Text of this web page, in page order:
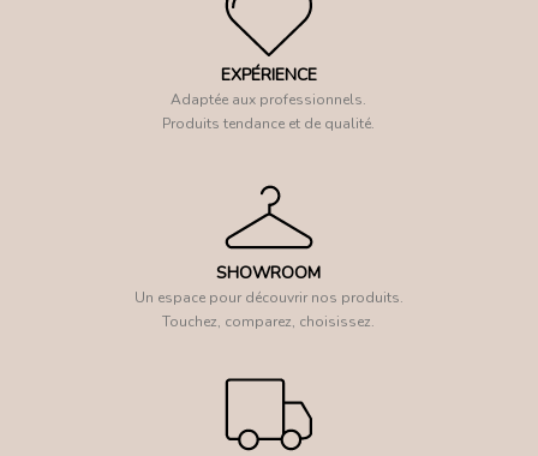
EXPÉRIENCE
Adaptée aux professionnels.
Produits tendance et de qualité.
SHOWROOM
Un espace pour découvrir nos produits.
Touchez, comparez, choisissez.